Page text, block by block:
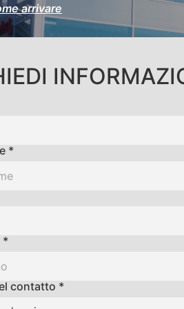
arrivare
*
*
contatto *